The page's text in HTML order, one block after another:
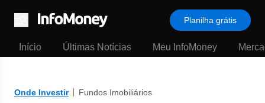
Menu
Planilha grátis
Início Últimas Notícias Meu InfoMoney
Onde Investir Fundos Imobiliários